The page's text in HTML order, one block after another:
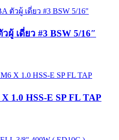
ผู้ เดี่ยว #3 BSW 5/16″
1.0 HSS-E SP FL TAP